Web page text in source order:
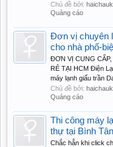
Chủ đề bởi:
Quảng cáo
Đơn vị chuyên
cho nhà phố-
ĐƠN VỊ CUNG
RẺ TẠI HCM Điện
máy lạnh giấu trần
Chủ đề bởi:
Quảng cáo
Thi công máy
thự tại Bình Tân
Chắc hẳn khi click